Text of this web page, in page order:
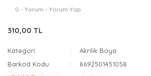
0 - Yorum - Yorum Yap
310,00 TL
Kategori
Akrilik Boya
Barkod Kodu
8692501451058